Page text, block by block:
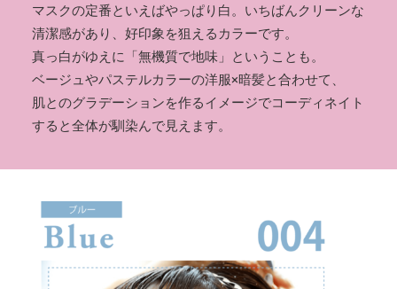
マスクの定番といえばやっぱり白。いちばんクリーンな
清潔感があり、好印象を狙えるカラーです。
真っ白がゆえに「無機質で地味」ということも。
ベージュやパステルカラーの洋服×暗髪と合わせて、
肌とのグラデーションを作るイメージでコーディネイト
すると全体が馴染んで見えます。